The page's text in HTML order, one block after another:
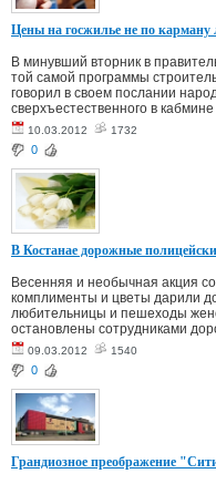
Цены на госжилье не по карману
В минувший вторник в
той самой программы
говорил в своем послании
сверхъестественного в
10.03.2012 1732
0
В Костанае дорожные
Весенняя и необычная акция
комплименты и цветы дарили
любительницы и пешеходы
остановлены сотрудниками
09.03.2012 1540
0
Грандиозное преображение